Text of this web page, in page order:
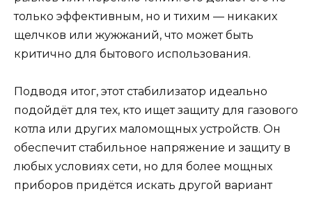
только эффективным, но и тихим — никаких
щелчков или жужжаний, что может быть
критично для бытового использования.
Подводя итог, этот стабилизатор идеально
подойдёт для тех, кто ищет защиту для газового
котла или других маломощных устройств. Он
обеспечит стабильное напряжение и защиту в
любых условиях сети, но для более мощных
приборов придётся искать другой вариант